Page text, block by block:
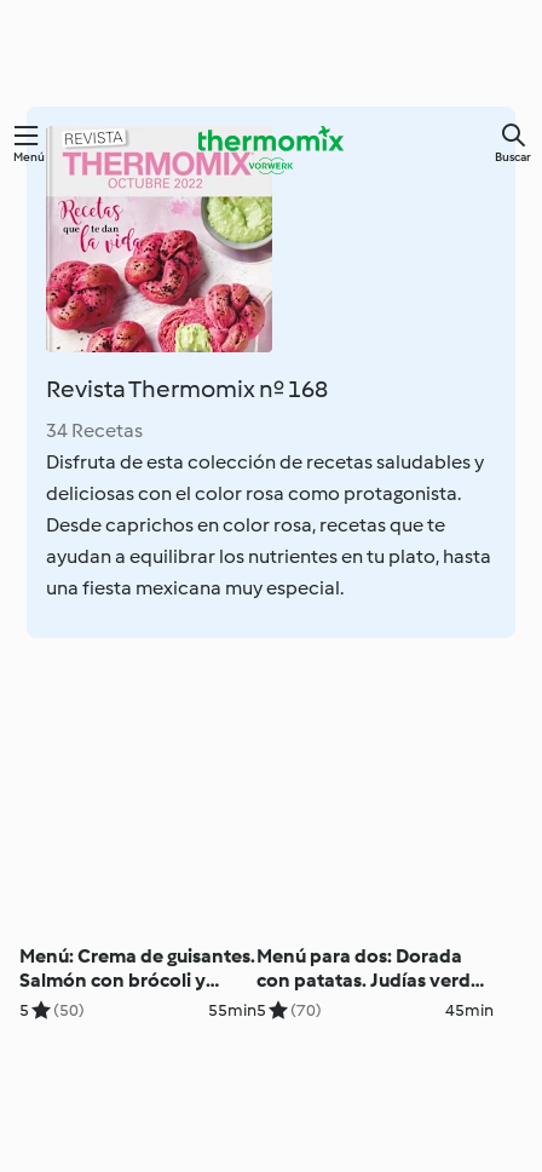
contenido
principal
Menú Buscar
Revista Thermomix nº 168
34 Recetas
Disfruta de esta colección de recetas saludables y
deliciosas con el color rosa como protagonista.
Desde caprichos en color rosa, recetas que te
ayudan a equilibrar los nutrientes en tu plato, hasta
una fiesta mexicana muy especial.
Menú: Crema de guisantes.
Salmón con brócoli y
patatas
5 (50) 55min
Menú para dos: Dorada
con patatas. Judías verdes
y salsa de tomate
5 (70) 45min